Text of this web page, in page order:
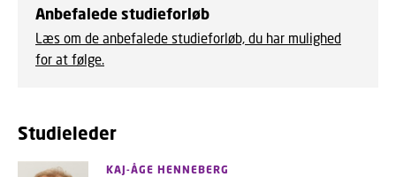
Anbefalede studieforløb
Læs om de anbefalede studieforløb, du har mulighed
for at følge.
Studieleder
KAJ-ÅGE HENNEBERG